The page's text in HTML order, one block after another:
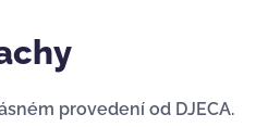
provedení od DJECA.